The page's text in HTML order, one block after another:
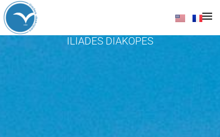
Croisières
ILIADES DIAKOPES